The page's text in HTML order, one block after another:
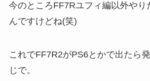
今のところFF7Rユフィ編以外やり
んですけどね(笑)
これでFF7R2がPS6とかで出たら
じで。